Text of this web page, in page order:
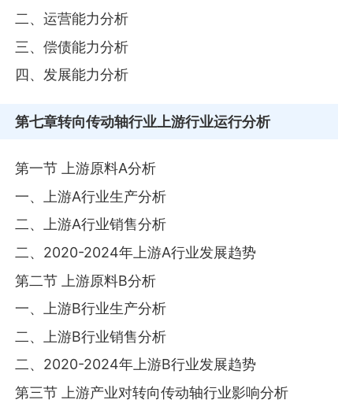
二、运营能力分析
三、偿债能力分析
四、发展能力分析
第七章转向传动轴行业上游行业运行分析
第一节 上游原料A分析
一、上游A行业生产分析
二、上游A行业销售分析
二、2020-2024年上游A行业发展趋势
第二节 上游原料B分析
一、上游B行业生产分析
二、上游B行业销售分析
二、2020-2024年上游B行业发展趋势
第三节 上游产业对转向传动轴行业影响分析